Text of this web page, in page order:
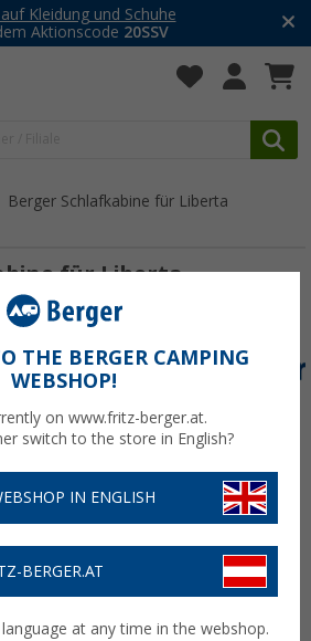
Kleidung und Schuhe
Aktionscode 20SSV
Berger Schlafkabine für Liberta
für Liberta
THE BERGER CAMPING
WEBSHOP!
on www.fritz-berger.at.
switch to the store in English?
IN ENGLISH
BERGER.AT
at any time in the webshop.